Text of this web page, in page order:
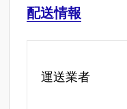
配送情報
運送業者